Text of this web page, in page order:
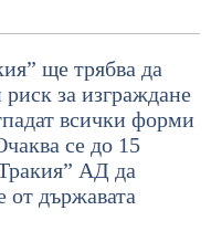
ще трябва да
за изграждане
всички форми
се до 15
АД да
от държавата